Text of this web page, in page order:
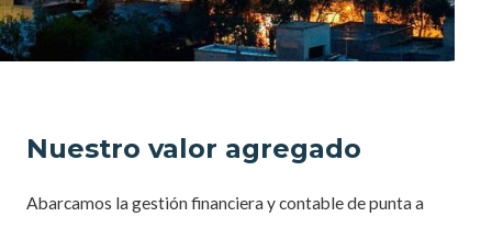
Nuestro valor agregado
Abarcamos la gestión financiera y contable de punta a